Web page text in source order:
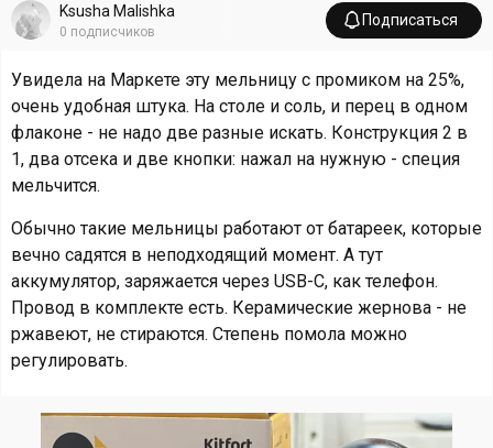
Ksusha Malishka
0 подписчиков
Подписаться
Увидела на Маркете эту мельницу с промиком на 25%,
очень удобная штука. На столе и соль, и перец в одном
флаконе - не надо две разные искать. Конструкция 2 в
1, два отсека и две кнопки: нажал на нужную - специя
мельчится.
Обычно такие мельницы работают от батареек, которые
вечно садятся в неподходящий момент. А тут
аккумулятор, заряжается через USB-C, как телефон.
Провод в комплекте есть. Керамические жернова - не
ржавеют, не стираются. Степень помола можно
регулировать.